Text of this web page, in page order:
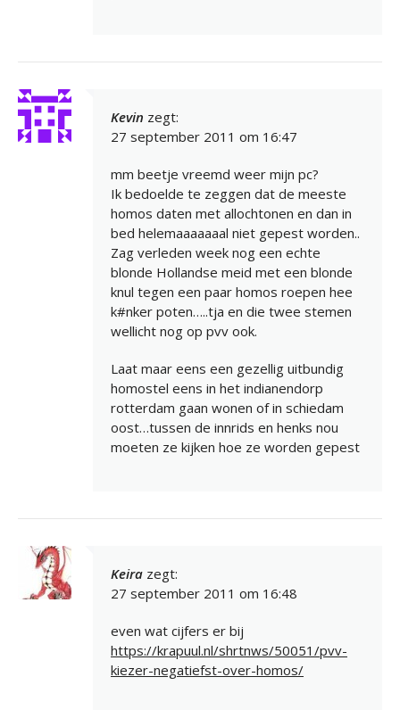
Kevin zegt:
27 september 2011 om 16:47
mm beetje vreemd weer mijn pc?
Ik bedoelde te zeggen dat de meeste
homos daten met allochtonen en dan in
bed helemaaaaaaal niet gepest worden..
Zag verleden week nog een echte
blonde Hollandse meid met een blonde
knul tegen een paar homos roepen hee
k#nker poten…..tja en die twee stemen
wellicht nog op pvv ook.
Laat maar eens een gezellig uitbundig
homostel eens in het indianendorp
rotterdam gaan wonen of in schiedam
oost…tussen de innrids en henks nou
moeten ze kijken hoe ze worden gepest
Keira zegt:
27 september 2011 om 16:48
even wat cijfers er bij
https://krapuul.nl/shrtnws/50051/pvv-
kiezer-negatiefst-over-homos/